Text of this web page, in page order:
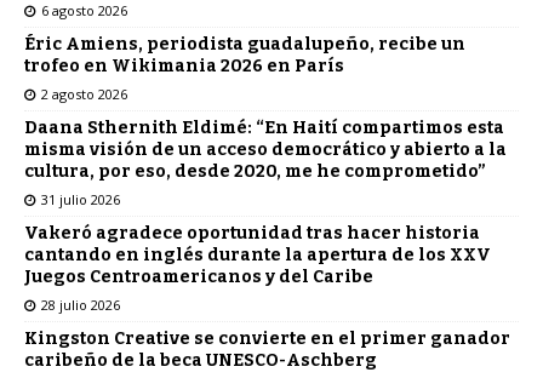
6 agosto 2026
Éric Amiens, periodista guadalupeño, recibe un
trofeo en Wikimania 2026 en París
2 agosto 2026
Daana Sthernith Eldimé: “En Haití compartimos esta
misma visión de un acceso democrático y abierto a la
cultura, por eso, desde 2020, me he comprometido”
31 julio 2026
Vakeró agradece oportunidad tras hacer historia
cantando en inglés durante la apertura de los XXV
Juegos Centroamericanos y del Caribe
28 julio 2026
Kingston Creative se convierte en el primer ganador
caribeño de la beca UNESCO-Aschberg